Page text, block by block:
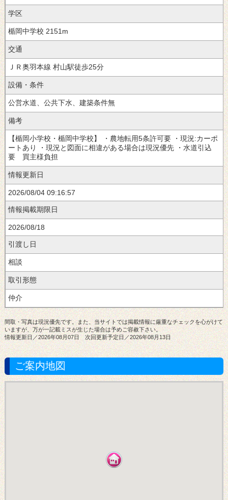
学区
楯岡中学校 2151m
交通
徒歩25分
設備・条件
公営水道、公共下水、建築条件無
備考
【楯岡小学校・楯岡中学校】 ・農地転用5条許可要 ・現況:カーポ
ートあり ・現況と図面に相違がある場合は現況優先 ・水道引込
要 買主様負担
情報更新日
2026/08/04 09:16:57
情報掲載期限日
2026/08/18
引渡し日
取引形態
間取・写真は現況優先です。また、当サイトでは掲載情報に厳重なチェックを心がけて
いますが、万が一記載ミスが生じた場合は予めご容赦下さい。
情報更新日／2026年08月07日 次回更新予定日／2026年08月13日
ご案内地図